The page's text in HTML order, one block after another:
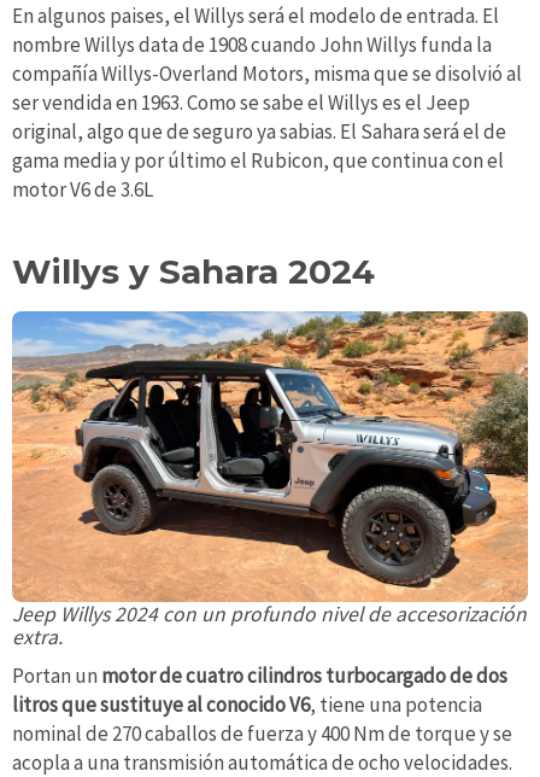
En algunos paises, el Willys será el modelo de entrada. El
nombre Willys data de 1908 cuando John Willys funda la
compañía Willys-Overland Motors, misma que se disolvió al
ser vendida en 1963. Como se sabe el Willys es el Jeep
original, algo que de seguro ya sabias. El Sahara será el de
gama media y por último el Rubicon, que continua con el
motor V6 de 3.6L
Willys y Sahara 2024
Jeep Willys 2024 con un profundo nivel de accesorización
extra.
Portan un motor de cuatro cilindros turbocargado de dos
litros que sustituye al conocido V6, tiene una potencia
nominal de 270 caballos de fuerza y ​​400 Nm de torque y se
acopla a una transmisión automática de ocho velocidades.